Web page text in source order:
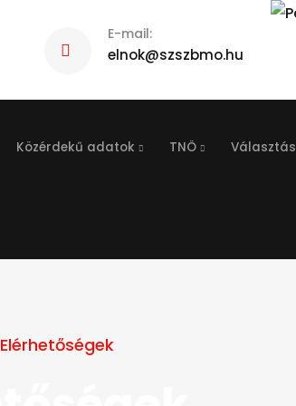
E-mail:
elnok@szszbmo.hu
Közérdekű adatok TNÖ Választás
Elérhetőségek